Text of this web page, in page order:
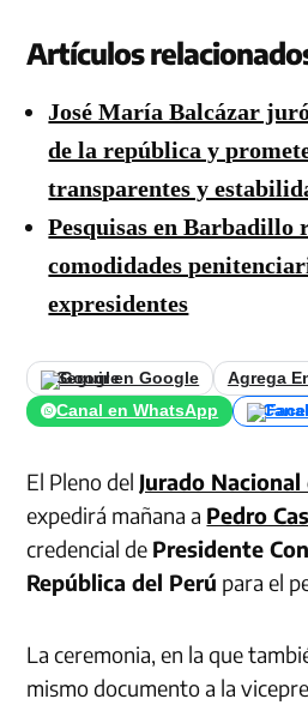
Artículos
José María Balcázar
de la república y
transparentes y
Pesquisas en Barbadillo
comodidades
expresidentes
Seguir en Google
Agrega
Canal en WhatsApp
El Pleno del Jurado Nacional
expedirá mañana a Pedro
credencial de Presidente
República del Perú para el
La ceremonia, en la que
mismo documento a la